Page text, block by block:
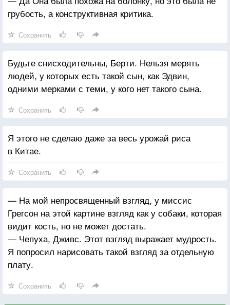
грубость, а конструктивная критика.
Сохранить
Будьте снисходительны, Берти. Нельзя мерять
людей, у которых есть такой сын, как Эдвин,
одними мерками с теми, у кого нет такого сына.
Сохранить
Я этого не сделаю даже за весь урожай риса
в Китае.
Сохранить
— На мой непросвященный взгляд, у миссис
Грегсон на этой картине взгляд как у собаки, которая
видит кость, но не может достать.
— Чепуха, Дживс. Этот взгляд выражает мудрость.
Я попросил нарисовать такой взгляд за отдельную
плату.
Сохранить